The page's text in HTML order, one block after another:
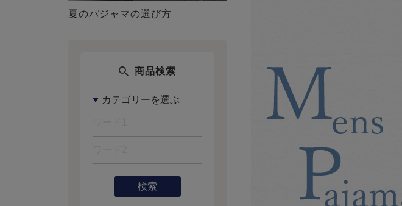
夏のパジャマの選び方
商品検索
検索